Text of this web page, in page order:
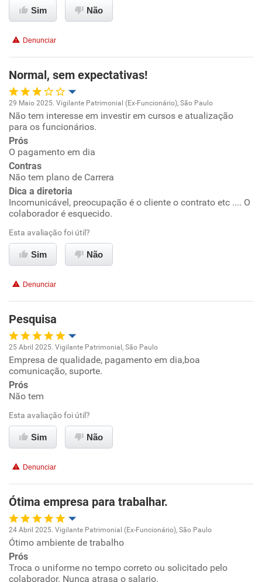
Benefícios
Recomenda esta empresa
Recomenda a diretoria
Sim Não
Denunciar
Normal, sem expectativas!
Oportunidade de promoção
Ambiente de trabalho
Conciliação com a vida familiar
Benefícios
Recomenda esta empresa
Não recomenda a diretoria
29 Maio 2025. Vigilante Patrimonial (Ex-Funcionário), São Paulo
Não tem interesse em investir em cursos e atualização
para os funcionários.
Prós
O pagamento em dia
Contras
Não tem plano de Carrera
Dica a diretoria
Incomunicável, preocupação é o cliente o contrato etc .... O
colaborador é esquecido.
Esta avaliação foi útil?
Sim Não
Denunciar
Pesquisa
Oportunidade de promoção
Ambiente de trabalho
Conciliação com a vida familiar
Benefícios
25 Abril 2025. Vigilante Patrimonial, São Paulo
Empresa de qualidade, pagamento em dia,boa
comunicação, suporte.
Prós
Não tem
Esta avaliação foi útil?
Sim Não
Denunciar
Ótima empresa para trabalhar.
Oportunidade de promoção
Ambiente de trabalho
24 Abril 2025. Vigilante Patrimonial (Ex-Funcionário), São Paulo
Ótimo ambiente de trabalho
Prós
Troca o uniforme no tempo correto ou solicitado pelo
colaborador. Nunca atrasa o salario.